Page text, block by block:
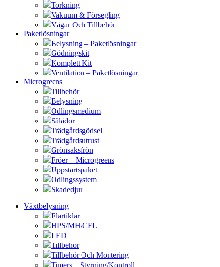
Torkning
Vakuum & Försegling
Vågar Och Tillbehör
Paketlösningar
Belysning – Paketlösningar
Gödningskit
Komplett Kit
Ventilation – Paketlösningar
Microgreens
Tillbehör
Belysning
Odlingsmedium
Sålådor
Trädgårdsgödsel
Trädgårdsutrust
Grönsaksfrön
Fröer – Microgreens
Uppstartspaket
Odlingssystem
Skadedjur
Växtbelysning
Elartiklar
HPS/MH/CFL
LED
Tillbehör
Tillbehör Och Montering
Timers – Styrning/Kontroll